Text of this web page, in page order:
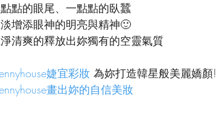
點的眼尾、一點點的臥蠶
增添眼神的明亮與精神🙂
清爽的釋放出妳獨有的空靈氣質
婕宜彩妝 為妳打造韓星般美麗嬌顏!
畫出妳的自信美妝